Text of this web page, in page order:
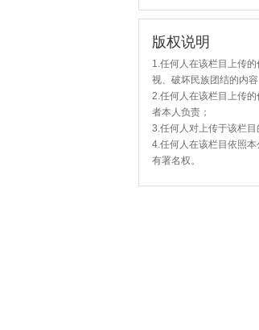
版权说明
1.任何人在该栏目上传
视、破坏民族团结的内容
2.任何人在该栏目上传
者本人负责；
3.任何人对上传于该栏
4.任何人在该栏目依照
有署名权。